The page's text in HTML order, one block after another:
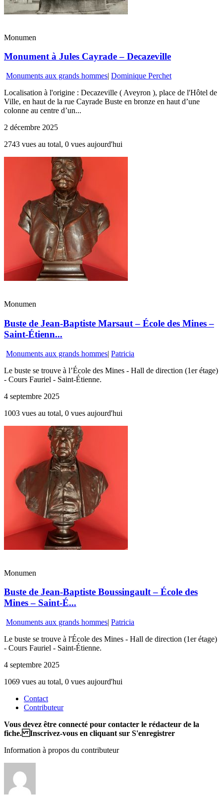
Monumen
Monument à Jules Cayrade – Decazeville
Monuments aux grands hommes| Dominique Perchet
Localisation à l'origine : Decazeville ( Aveyron ), place de l'Hôtel de
Ville, en haut de la rue Cayrade Buste en bronze en haut d’une
colonne au centre d’un...
2 décembre 2025
2743 vues au total, 0 vues aujourd'hui
Monumen
Buste de Jean-Baptiste Marsaut – École des Mines –
Saint-Étienn...
Monuments aux grands hommes| Patricia
Le buste se trouve à l’École des Mines - Hall de direction (1er étage)
- Cours Fauriel - Saint-Étienne.
4 septembre 2025
1003 vues au total, 0 vues aujourd'hui
Monumen
Buste de Jean-Baptiste Boussingault – École des
Mines – Saint-É...
Monuments aux grands hommes| Patricia
Le buste se trouve à l'École des Mines - Hall de direction (1er étage)
- Cours Fauriel - Saint-Étienne.
4 septembre 2025
1069 vues au total, 0 vues aujourd'hui
Contact
Contributeur
Vous devez être connecté pour contacter le rédacteur de la
fiche. Inscrivez-vous en cliquant sur S'enregistrer
Information à propos du contributeur